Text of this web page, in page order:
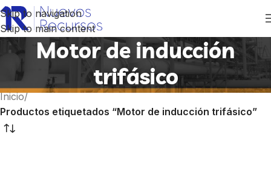
Skip to navigation
Skip to main content
Motor de inducción
trifásico
Inicio/
Productos etiquetados “Motor de inducción trifásico”